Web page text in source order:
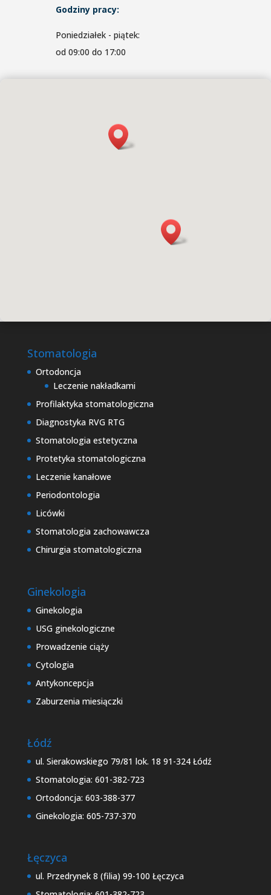
Godziny pracy:
Poniedziałek - piątek:
od 09:00 do 17:00
Stomatologia
Ortodoncja
Leczenie nakładkami
Profilaktyka stomatologiczna
Diagnostyka RVG RTG
Stomatologia estetyczna
Protetyka stomatologiczna
Leczenie kanałowe
Periodontologia
Licówki
Stomatologia zachowawcza
Chirurgia stomatologiczna
Ginekologia
Ginekologia
USG ginekologiczne
Prowadzenie ciąży
Cytologia
Antykoncepcja
Zaburzenia miesiączki
Łódź
ul. Sierakowskiego 79/81 lok. 18 91-324 Łódź
Stomatologia: 601-382-723
Ortodoncja: 603-388-377
Ginekologia: 605-737-370
Łęczyca
ul. Przedrynek 8 (filia) 99-100 Łęczyca